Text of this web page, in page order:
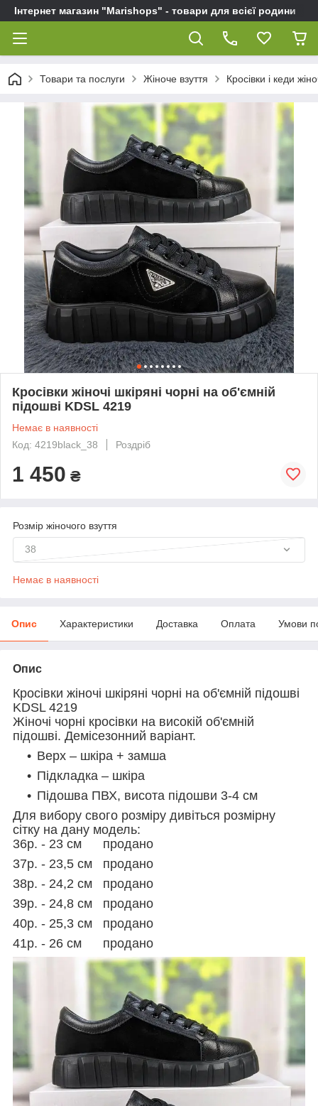
Інтернет магазин "Marishops" - товари для всієї родини
Товари та послуги Жіноче взуття Кросівки і кеди
Кросівки жіночі шкіряні чорні на об'ємній
підошві KDSL 4219
Немає в наявності
Код: 4219black_38
Роздріб
1 450 ₴
Розмір жіночого взуття
38
Немає в наявності
Опис Характеристики Доставка Оплата Умови
Опис
Кросівки жіночі шкіряні чорні на об'ємній підошві
KDSL 4219
Жіночі чорні кросівки на високій об'ємній
підошві. Демісезонний варіант.
Верх – шкіра + замша
Підкладка – шкіра
Підошва ПВХ, висота підошви 3-4 см
Для вибору свого розміру дивіться розмірну
сітку на дану модель:
36р. - 23 см продано
37р. - 23,5 см продано
38р. - 24,2 см продано
39р. - 24,8 см продано
40р. - 25,3 см продано
41р. - 26 см продано